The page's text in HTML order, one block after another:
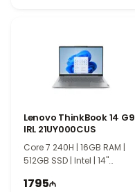
Lenovo ThinkBook 14 G9
IRL 21UY000CUS
Core 7 240H | 16GB RAM |
512GB SSD | Intel | 14"
1795